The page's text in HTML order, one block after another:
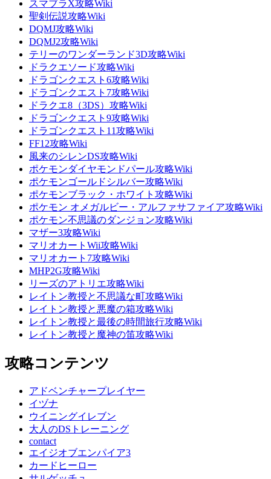
スマブラX攻略Wiki
聖剣伝説攻略Wiki
DQMJ攻略Wiki
DQMJ2攻略Wiki
テリーのワンダーランド3D攻略Wiki
ドラクエソード攻略Wiki
ドラゴンクエスト6攻略Wiki
ドラゴンクエスト7攻略Wiki
ドラクエ8（3DS）攻略Wiki
ドラゴンクエスト9攻略Wiki
ドラゴンクエスト11攻略Wiki
FF12攻略Wiki
風来のシレンDS攻略Wiki
ポケモンダイヤモンドパール攻略Wiki
ポケモンゴールドシルバー攻略Wiki
ポケモンブラック・ホワイト攻略Wiki
ポケモン オメガルビー・アルファサファイア攻略Wiki
ポケモン不思議のダンジョン攻略Wiki
マザー3攻略Wiki
マリオカートWii攻略Wiki
マリオカート7攻略Wiki
MHP2G攻略Wiki
リーズのアトリエ攻略Wiki
レイトン教授と不思議な町攻略Wiki
レイトン教授と悪魔の箱攻略Wiki
レイトン教授と最後の時間旅行攻略Wiki
レイトン教授と魔神の笛攻略Wiki
攻略コンテンツ
アドベンチャープレイヤー
イヅナ
ウイニングイレブン
大人のDSトレーニング
contact
エイジオブエンパイア3
カードヒーロー